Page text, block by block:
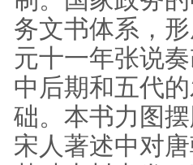
务文书体系，
元十一年张说
中后期和五代
础。本书力图
宋人著述中对